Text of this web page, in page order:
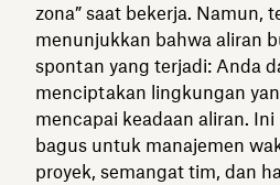
zona” saat bekerja. Namun,
menunjukkan bahwa aliran
spontan yang terjadi: Anda
menciptakan lingkungan
mencapai keadaan aliran.
bagus untuk manajemen
proyek, semangat tim, dan